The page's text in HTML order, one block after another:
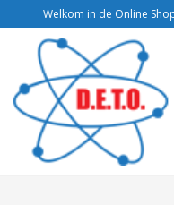
Welkom in de Online